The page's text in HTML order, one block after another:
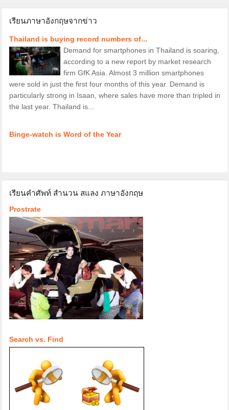
เรียนภาษาอังกฤษจากข่าว
Thailand is buying record numbers of...
Demand for smartphones in Thailand is soaring,
according to a new report by market research
firm GfK Asia. Almost 3 million smartphones
were sold in just the first four months of this year. Demand is
particularly strong in Isaan, where sales have more than tripled in
the last year. Thailand is...
Binge-watch is Word of the Year
เรียนคำศัพท์ สำนวน สแลง ภาษาอังกฤษ
Prostrate
Search vs. Find